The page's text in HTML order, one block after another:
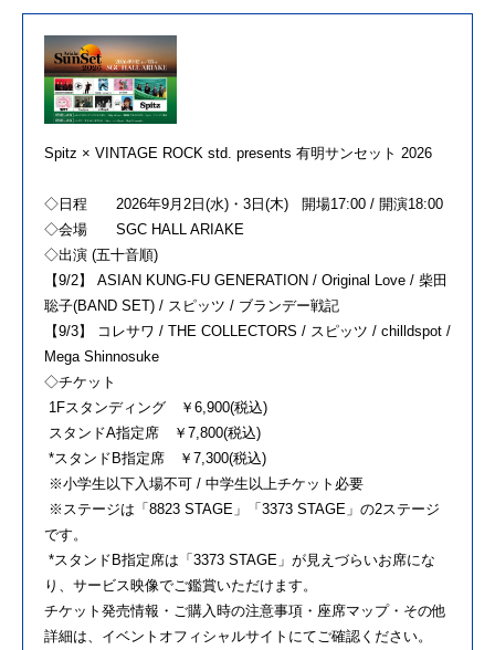
Spitz × VINTAGE ROCK std. presents 有明サンセット 2026
◇日程 2026年9月2日(水)・3日(木) 開場17:00 / 開演18:00
◇会場 SGC HALL ARIAKE
◇出演 (五十音順)
【9/2】 ASIAN KUNG-FU GENERATION / Original Love / 柴田
聡子(BAND SET) / スピッツ / ブランデー戦記
【9/3】 コレサワ / THE COLLECTORS / スピッツ / chilldspot /
Mega Shinnosuke
◇チケット
1Fスタンディング ￥6,900(税込)
スタンドA指定席 ￥7,800(税込)
*スタンドB指定席 ￥7,300(税込)
※小学生以下入場不可 / 中学生以上チケット必要
※ステージは「8823 STAGE」「3373 STAGE」の2ステージ
です。
*スタンドB指定席は「3373 STAGE」が見えづらいお席にな
り、サービス映像でご鑑賞いただけます。
チケット発売情報・ご購入時の注意事項・座席マップ・その他
詳細は、イベントオフィシャルサイトにてご確認ください。